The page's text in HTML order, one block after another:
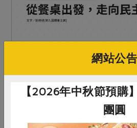
2026-06-24社內大小事
理事主席彭桂枝談未來朝
網站公告
【2026年中秋節預購
團圓